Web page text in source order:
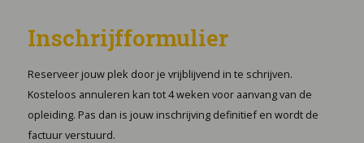
Inschrijfformulier
Reserveer jouw plek door je vrijblijvend in te schrijven.
Kosteloos annuleren kan tot 4 weken voor aanvang van de
opleiding. Pas dan is jouw inschrijving definitief en wordt de
factuur verstuurd.